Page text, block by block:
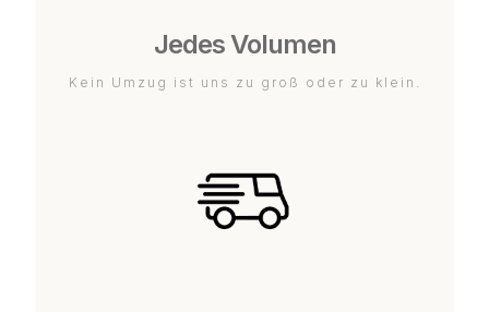
Jedes Volumen
Kein Umzug ist uns zu groß oder zu klein.